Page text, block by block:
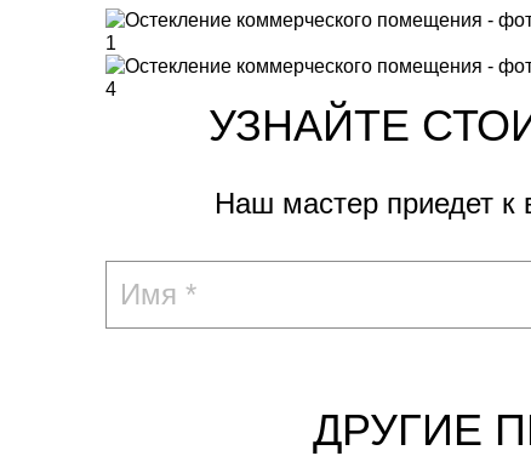
УЗНАЙТЕ
Наш мастер приедет к
ДРУГИЕ